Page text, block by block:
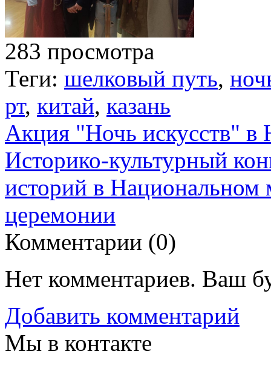
283 просмотра
Теги: шелковый путь,
рт, китай, казань
Акция "Ночь искусств" в
Историко-культурный
историй в Национальном
церемонии
Комментарии (0)
Нет комментариев. Ваш
Добавить комментарий
Мы в контакте